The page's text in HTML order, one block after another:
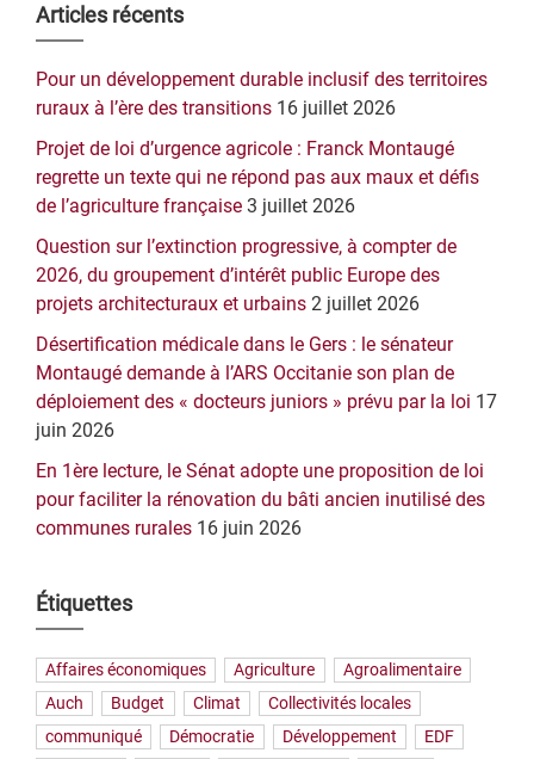
Barre
latérale
principale
Articles récents
Pour un développement durable inclusif des territoires
ruraux à l’ère des transitions 16 juillet 2026
Projet de loi d’urgence agricole : Franck Montaugé
regrette un texte qui ne répond pas aux maux et défis
de l’agriculture française 3 juillet 2026
Question sur l’extinction progressive, à compter de
2026, du groupement d’intérêt public Europe des
projets architecturaux et urbains 2 juillet 2026
Désertification médicale dans le Gers : le sénateur
Montaugé demande à l’ARS Occitanie son plan de
déploiement des « docteurs juniors » prévu par la loi 17
juin 2026
En 1ère lecture, le Sénat adopte une proposition de loi
pour faciliter la rénovation du bâti ancien inutilisé des
communes rurales 16 juin 2026
Étiquettes
Affaires économiques Agriculture
Agroalimentaire
Auch
Budget Climat
Collectivités locales
communiqué
Démocratie Développement
EDF